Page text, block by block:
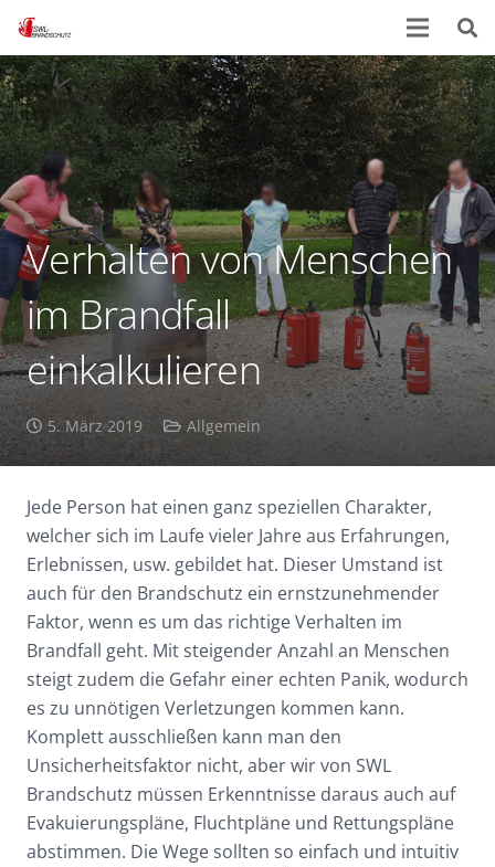
Verhalten von Menschen
im Brandfall
einkalkulieren
5. März 2019 Allgemein
Jede Person hat einen ganz speziellen Charakter,
welcher sich im Laufe vieler Jahre aus Erfahrungen,
Erlebnissen, usw. gebildet hat. Dieser Umstand ist
auch für den Brandschutz ein ernstzunehmender
Faktor, wenn es um das richtige Verhalten im
Brandfall geht. Mit steigender Anzahl an Menschen
steigt zudem die Gefahr einer echten Panik, wodurch
es zu unnötigen Verletzungen kommen kann.
Komplett ausschließen kann man den
Unsicherheitsfaktor nicht, aber wir von SWL
Brandschutz müssen Erkenntnisse daraus auch auf
Evakuierungspläne, Fluchtpläne und Rettungspläne
abstimmen. Die Wege sollten so einfach und intuitiv